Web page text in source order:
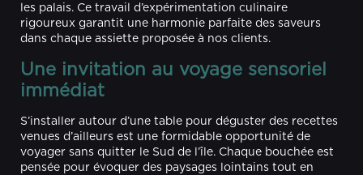
les palais. Ce travail d’expérimentation culinaire
rigoureux garantit une harmonie parfaite des saveurs
dans chaque assiette proposée à nos clients.
Une invitation au voyage sensoriel
immédiat
S’installer autour d’une table pour déguster des recettes
venues d’ailleurs est une formidable opportunité de
voyager sans quitter le Sud de l’île. Chaque bouchée est
pensée pour évoquer des paysages lointains tout en